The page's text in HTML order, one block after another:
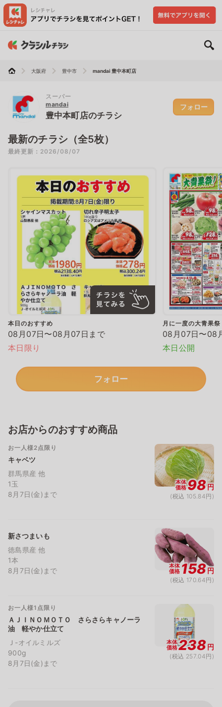
大阪府 豊中市 mandai 豊中本町店
スーパー
mandai
豊中本町店のチラシ
フォロー
最新のチラシ（全5枚）
最終更新：2026/08/07
本日のおすすめ
08月07日〜08月07日まで
本日限り
月に一度の大青果祭
08月07日〜08
本日公開
フォロー
お店からのおすすめ商品
お一人様2点限り
キャベツ
群馬県産 他
1玉
8月7日(金)まで
本体
価格98円
(税込 105.84円)
新さつまいも
徳島県産 他
1本
8月7日(金)まで
本体
価格 158円
(税込 170.64円)
お一人様1点限り
ＡＪＩＮＯＭＯＴＯ さらさらキャノーラ
油 軽やか仕立て
Ｊ-オイルミルズ
900g
8月7日(金)まで
本体
価格238円
(税込 257.04円)